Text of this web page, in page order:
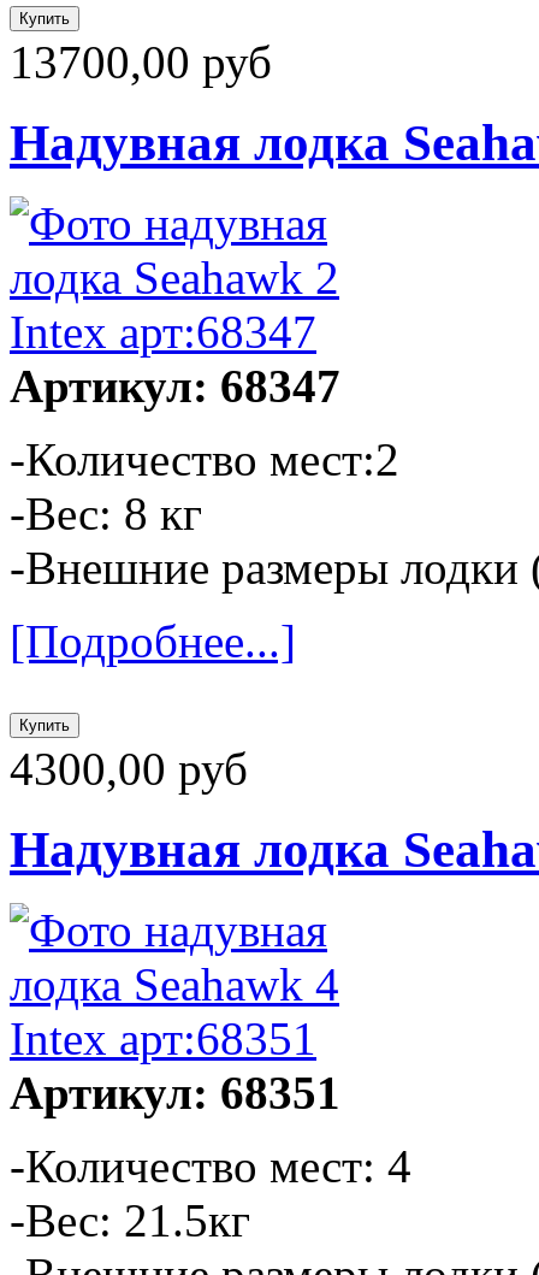
13700,00 руб
Надувная лодка
Артикул: 68347
-Количество мест:2
-Вес: 8 кг
-Внешние размеры
[Подробнее...]
4300,00 руб
Надувная лодка
Артикул: 68351
-Количество мест: 4
-Вес: 21.5кг